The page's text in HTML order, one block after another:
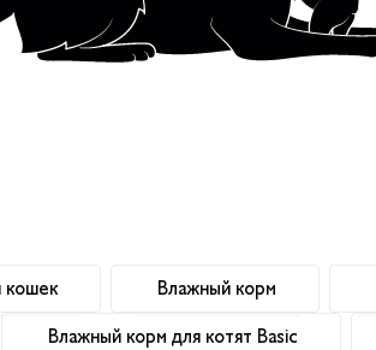
кошек Влажный корм
Влажный корм для котят Basic